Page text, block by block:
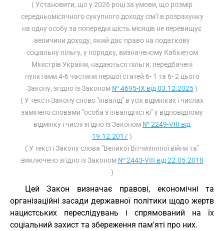
( Установити, що у 2026 році за умови, що розмір
середньомісячного сукупного доходу сім’ї в розрахунку
на одну особу за попередні шість місяців не перевищує
величини доходу, який дає право на податкову
соціальну пільгу, у порядку, визначеному Кабінетом
Міністрів України, надаються пільги, передбачені
пунктами 4-6 частини першої статей 6- 1 та 6- 2 цього
Закону, згідно із Законом № 4695-IX від 03.12.2025)
( У тексті Закону слово "інвалід" в усіх відмінках і числах
замінено словами "особа з інвалідністю" у відповідному
відмінку і числі згідно із Законом № 2249-VIII від
19.12.2017)
( У тексті Закону слова "Великої Вітчизняної війни та"
виключено згідно із Законом № 2443-VIII від 22.05.2018
)
Цей Закон визначає правові, економічні та
організаційні засади державної політики щодо жертв
нацистських переслідувань і спрямований на їх
соціальний захист та збереження пам'яті про них.